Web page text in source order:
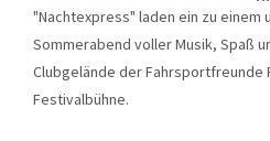
"Nachtexpress" laden ein zu einem
Sommerabend voller Musik, Spaß
Clubgelände der Fahrsportfreunde
Festivalbühne.